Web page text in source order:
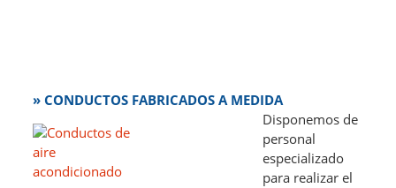
» CONDUCTOS FABRICADOS A MEDIDA
Disponemos de
personal
especializado
para realizar el